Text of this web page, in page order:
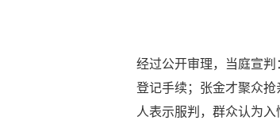
经过公开审理，当庭宣
登记手续；张金才聚众
人表示服判，群众认为入